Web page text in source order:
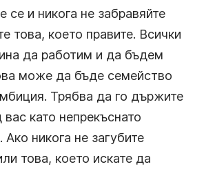
се и никога не забравяйте
това, което правите. Всички
да работим и да бъдем
може да бъде семейство
Трябва да го държите
вас като непрекъснато
Ако никога не загубите
това, което искате да